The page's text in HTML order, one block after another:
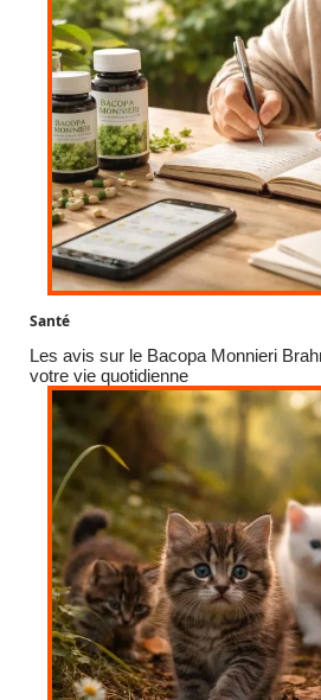
Santé
Les avis sur le Bacopa Monnieri
votre vie quotidienne